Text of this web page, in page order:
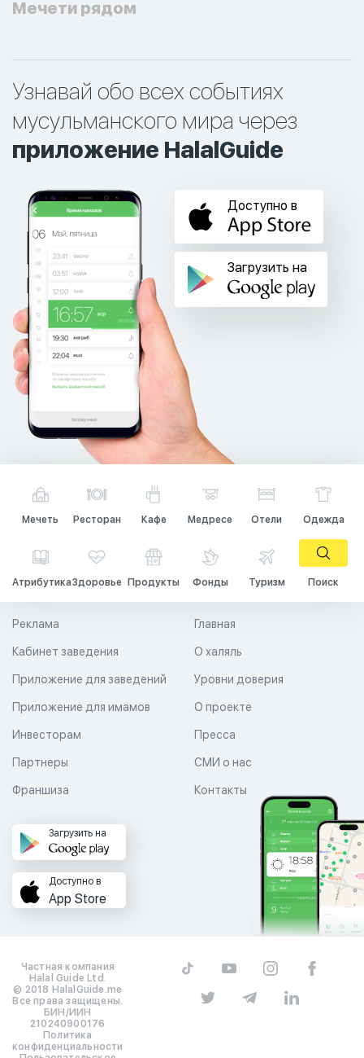
Мечети рядом
Узнавай обо всех событиях
мусульманского мира через
приложение HalalGuide
Доступно в
Загрузить на
Мечеть Ресторан Кафе Медресе Отели Одежда
АтрибутикаЗдоровье Продукты Фонды Туризм Поиск
Главная
О халяль
Уровни доверия
Реклама
Кабинет заведения
Приложение для заведений
Приложение для имамов О проекте
Пресса
СМИ о нас
Контакты
Инвесторам
Партнеры
Франшиза
Загрузить на
Доступно в
App Store
Частная компания
Halal Guide Ltd.
© 2018 HalalGuide.me
Все права защищены.
БИН/ИИН
210240900176
Политика
конфиденциальности